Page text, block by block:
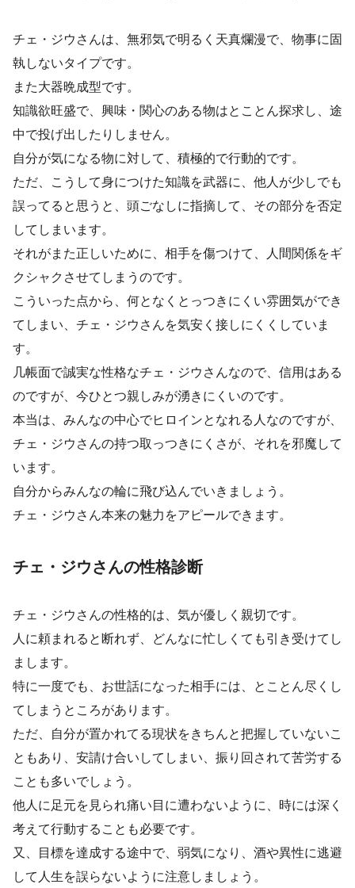
チェ・ジウさんは、無邪気で明るく天真爛漫で、物事に固
執しないタイプです。
また大器晩成型です。
知識欲旺盛で、興味・関心のある物はとことん探求し、途
中で投げ出したりしません。
自分が気になる物に対して、積極的で行動的です。
ただ、こうして身につけた知識を武器に、他人が少しでも
誤ってると思うと、頭ごなしに指摘して、その部分を否定
してしまいます。
それがまた正しいために、相手を傷つけて、人間関係をギ
クシャクさせてしまうのです。
こういった点から、何となくとっつきにくい雰囲気ができ
てしまい、チェ・ジウさんを気安く接しにくくしていま
す。
几帳面で誠実な性格なチェ・ジウさんなので、信用はある
のですが、今ひとつ親しみが湧きにくいのです。
本当は、みんなの中心でヒロインとなれる人なのですが、
チェ・ジウさんの持つ取っつきにくさが、それを邪魔して
います。
自分からみんなの輪に飛び込んでいきましょう。
チェ・ジウさん本来の魅力をアピールできます。
チェ・ジウさんの性格診断
チェ・ジウさんの性格的は、気が優しく親切です。
人に頼まれると断れず、どんなに忙しくても引き受けてし
まします。
特に一度でも、お世話になった相手には、とことん尽くし
てしまうところがあります。
ただ、自分が置かれてる現状をきちんと把握していないこ
ともあり、安請け合いしてしまい、振り回されて苦労する
ことも多いでしょう。
他人に足元を見られ痛い目に遭わないように、時には深く
考えて行動することも必要です。
又、目標を達成する途中で、弱気になり、酒や異性に逃避
して人生を誤らないように注意しましょう。